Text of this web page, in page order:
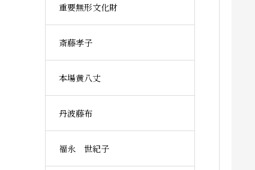
重要無形文化財
斎藤孝子
本場黄八丈
丹波藤布
福永 世紀子